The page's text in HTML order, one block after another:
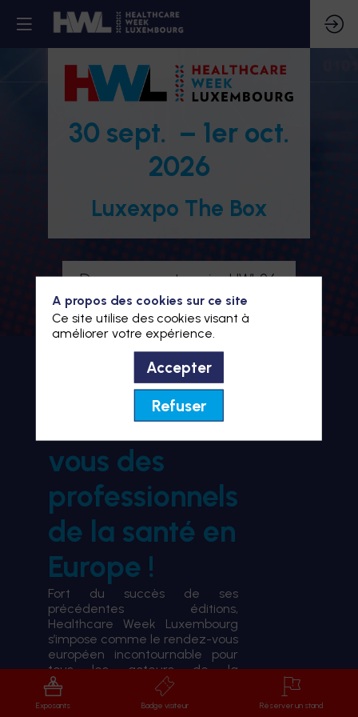
30 sept. – 1er oct.
2026
Luxexpo The Box
Devenez partenaire HWL26
Je m'inscris à HWL26
BIENVENUE À HWL26
le rendez-
vous des
professionnels
de la santé en
Europe !
Fort du succès de ses
précédentes éditions,
Healthcare Week Luxembourg
s’impose comme le rendez-vous
européen incontournable pour
tous les acteurs de la
transformation du système de
santé.
Exposants Badge visiteur Réserver un stand
A propos des cookies sur ce site
Ce site utilise des cookies visant à
améliorer votre expérience.
Accepter
Refuser